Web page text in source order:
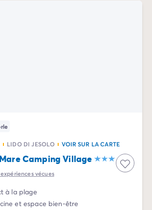
LIDO DI JESOLO VOIR SUR LA CARTE
Camping Village
expériences vécues
à la plage
et espace bien-être